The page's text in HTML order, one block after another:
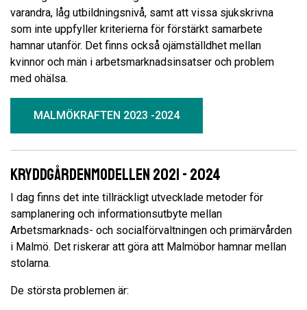
varandra, låg utbildningsnivå, samt att vissa sjukskrivna
som inte uppfyller kriterierna för förstärkt samarbete
hamnar utanför. Det finns också ojämställdhet mellan
kvinnor och män i arbetsmarknadsinsatser och problem
med ohälsa.
MALMÖKRAFTEN 2023 -2024
Kryddgårdenmodellen 2021 - 2024
I dag finns det inte tillräckligt utvecklade metoder för
samplanering och informationsutbyte mellan
Arbetsmarknads- och socialförvaltningen och primärvården
i Malmö. Det riskerar att göra att Malmöbor hamnar mellan
stolarna.
De största problemen är: